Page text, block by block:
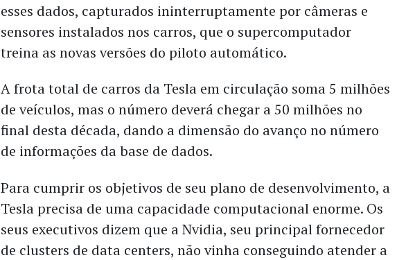
esses dados, capturados ininterruptamente por câmeras e
sensores instalados nos carros, que o supercomputador
treina as novas versões do piloto automático.
A frota total de carros da Tesla em circulação soma 5 milhões
de veículos, mas o número deverá chegar a 50 milhões no
final desta década, dando a dimensão do avanço no número
de informações da base de dados.
Para cumprir os objetivos de seu plano de desenvolvimento, a
Tesla precisa de uma capacidade computacional enorme. Os
seus executivos dizem que a Nvidia, seu principal fornecedor
de clusters de data centers, não vinha conseguindo atender a